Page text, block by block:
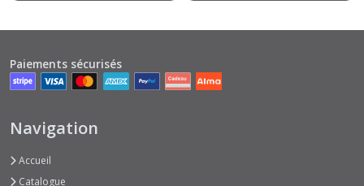
Paiements sécurisés
Navigation
Accueil
Catalogue